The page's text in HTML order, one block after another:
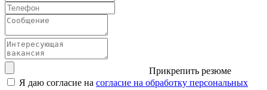
Прикрепить резюме
Я даю согласие на согласие на обработку персональных